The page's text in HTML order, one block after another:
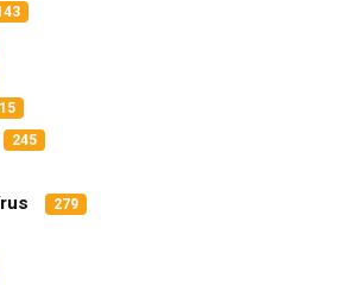
245
279